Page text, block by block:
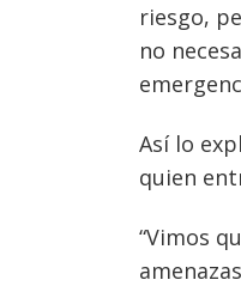
riesgo,
no
Así lo
quien
“Vimos